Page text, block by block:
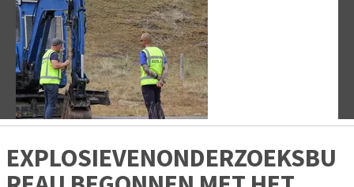
Vorige
EXPLOSIEVENONDERZOEKSBU